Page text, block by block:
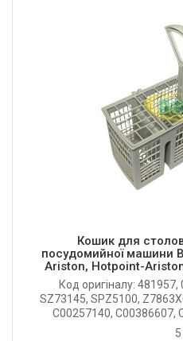
Кошик для
посудомийної машини
Ariston, Hotpoint-
Код оригіналу:
SZ73145, SPZ5100,
C00257140, C00386607,
кошик для столових
5